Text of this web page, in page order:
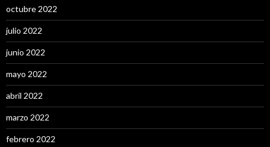
octubre 2022
julio 2022
junio 2022
mayo 2022
abril 2022
marzo 2022
febrero 2022